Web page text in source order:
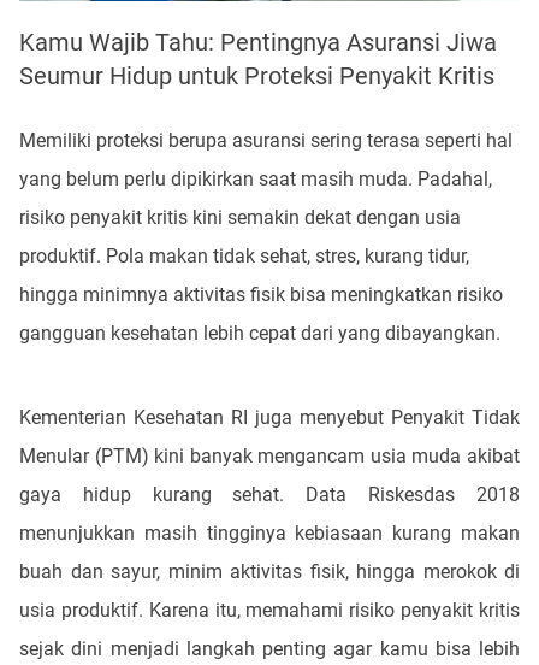
Kamu Wajib Tahu: Pentingnya Asuransi Jiwa
Seumur Hidup untuk Proteksi Penyakit Kritis
Memiliki proteksi berupa asuransi sering terasa seperti hal
yang belum perlu dipikirkan saat masih muda. Padahal,
risiko penyakit kritis kini semakin dekat dengan usia
produktif. Pola makan tidak sehat, stres, kurang tidur,
hingga minimnya aktivitas fisik bisa meningkatkan risiko
gangguan kesehatan lebih cepat dari yang dibayangkan.
Kementerian Kesehatan RI juga menyebut Penyakit Tidak
Menular (PTM) kini banyak mengancam usia muda akibat
gaya hidup kurang sehat. Data Riskesdas 2018
menunjukkan masih tingginya kebiasaan kurang makan
buah dan sayur, minim aktivitas fisik, hingga merokok di
usia produktif. Karena itu, memahami risiko penyakit kritis
sejak dini menjadi langkah penting agar kamu bisa lebih